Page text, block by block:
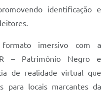
identificação e
imersivo com a
– Patrimônio Negro e
de realidade virtual que
para locais marcantes da